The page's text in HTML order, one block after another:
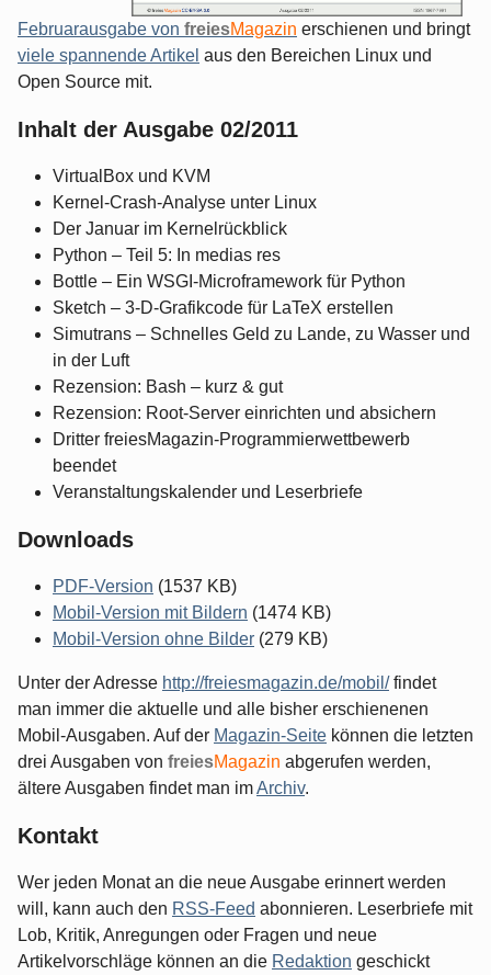
Februarausgabe von freiesMagazin erschienen und bringt
viele spannende Artikel aus den Bereichen Linux und
Open Source mit.
Inhalt der Ausgabe 02/2011
VirtualBox und KVM
Kernel-Crash-Analyse unter Linux
Der Januar im Kernelrückblick
Python – Teil 5: In medias res
Bottle – Ein WSGI-Microframework für Python
Sketch – 3-D-Grafikcode für LaTeX erstellen
Simutrans – Schnelles Geld zu Lande, zu Wasser und
in der Luft
Rezension: Bash – kurz & gut
Rezension: Root-Server einrichten und absichern
Dritter freiesMagazin-Programmierwettbewerb
beendet
Veranstaltungskalender und Leserbriefe
Downloads
PDF-Version (1537 KB)
Mobil-Version mit Bildern (1474 KB)
Mobil-Version ohne Bilder (279 KB)
Unter der Adresse http://freiesmagazin.de/mobil/ findet
man immer die aktuelle und alle bisher erschienenen
Mobil-Ausgaben. Auf der Magazin-Seite können die letzten
drei Ausgaben von freiesMagazin abgerufen werden,
ältere Ausgaben findet man imArchiv.
Kontakt
Wer jeden Monat an die neue Ausgabe erinnert werden
will, kann auch den RSS-Feed abonnieren. Leserbriefe mit
Lob, Kritik, Anregungen oder Fragen und neue
Artikelvorschläge können an die Redaktion geschickt